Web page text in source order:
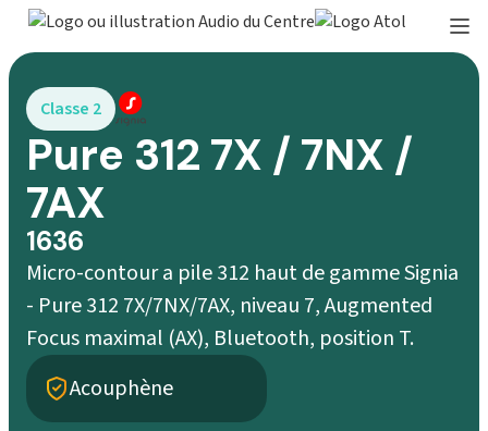
Classe 2
Pure 312 7X / 7NX /
7AX
1636
Micro-contour a pile 312 haut de gamme Signia
- Pure 312 7X/7NX/7AX, niveau 7, Augmented
Focus maximal (AX), Bluetooth, position T.
Acouphène